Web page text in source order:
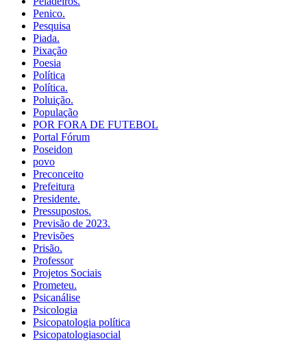
Penico.
Pesquisa
Piada.
Pixação
Poesia
Política
Política.
Poluição.
População
POR FORA DE FUTEBOL
Portal Fórum
Poseidon
povo
Preconceito
Prefeitura
Presidente.
Pressupostos.
Previsão de 2023.
Previsões
Prisão.
Professor
Projetos Sociais
Prometeu.
Psicanálise
Psicologia
Psicopatologia política
Psicopatologiasocial